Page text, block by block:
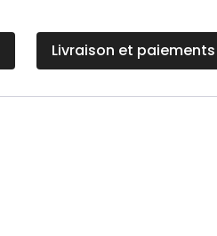
Livraison et paiements